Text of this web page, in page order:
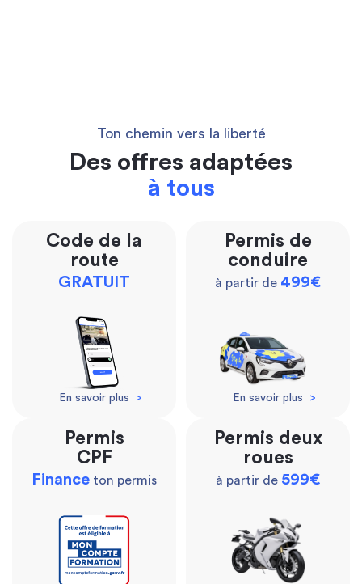
Ton chemin vers la liberté
Des offres adaptées
à tous
Code de la
route
GRATUIT
En savoir plus >
Permis de
conduire
à partir de 499€
En savoir plus >
Permis
CPF
Finance ton permis
Permis deux
roues
à partir de 599€